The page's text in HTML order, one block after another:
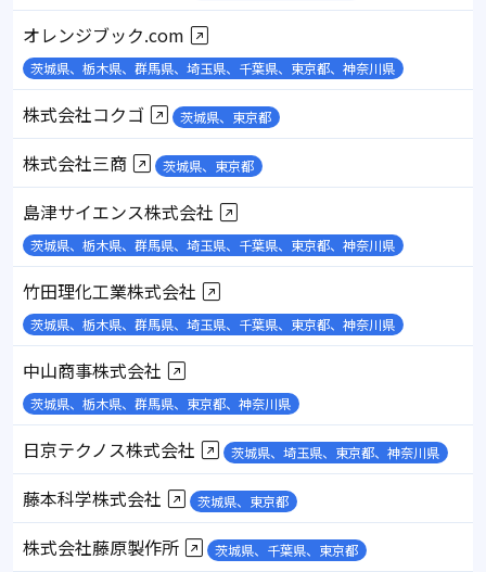
オレンジブック.com
茨城県、栃木県、群馬県、埼玉県、千葉県、東京都、神奈川県
株式会社コクゴ 茨城県、東京都
株式会社三商 茨城県、東京都
島津サイエンス株式会社
茨城県、栃木県、群馬県、埼玉県、千葉県、東京都、神奈川県
竹田理化工業株式会社
茨城県、栃木県、群馬県、埼玉県、千葉県、東京都、神奈川県
中山商事株式会社
茨城県、栃木県、群馬県、東京都、神奈川県
日京テクノス株式会社 茨城県、埼玉県、東京都、神奈川県
藤本科学株式会社 茨城県、東京都
株式会社藤原製作所 茨城県、千葉県、東京都